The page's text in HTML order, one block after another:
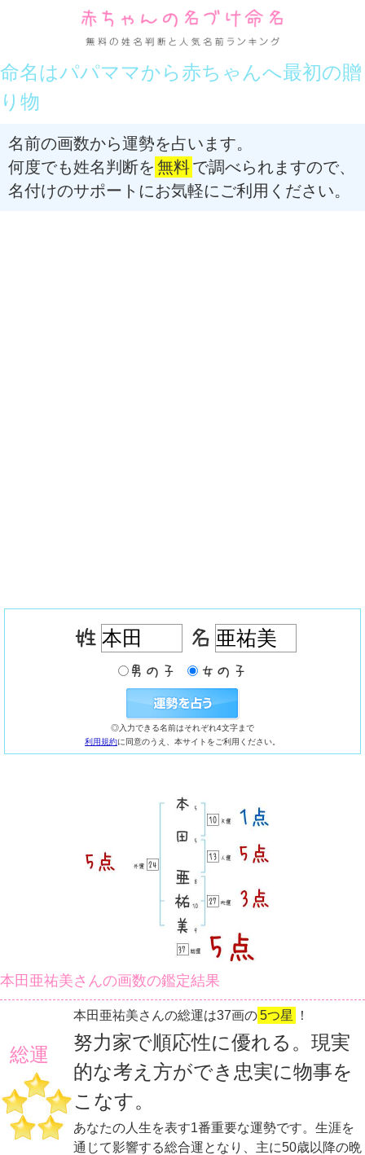
命名はパパママから赤ちゃんへ最初の贈
り物
名前の画数から運勢を占います。
何度でも姓名判断を 無料で調べられますので、
名付けのサポートにお気軽にご利用ください。
◎入力できる名前はそれぞれ4文字まで
利用規約に同意のうえ、本サイトをご利用ください。
本田亜祐美さんの画数の鑑定結果
総運
本田亜祐美さんの総運は37画の5つ星 ！
努力家で順応性に優れる。現実
的な考え方ができ忠実に物事を
こなす。
あなたの人生を表す1番重要な運勢です。生涯を
通じて影響する総合運となり、主に50歳以降の晩